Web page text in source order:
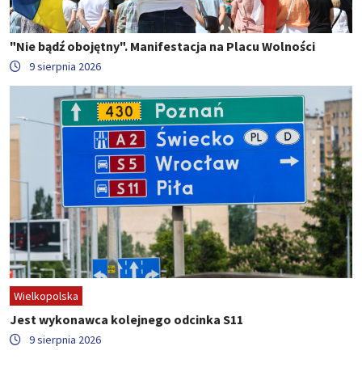
"Nie bądź obojętny". Manifestacja na Placu Wolności
9 sierpnia 2026
Wielkopolska
Jest wykonawca kolejnego odcinka S11
9 sierpnia 2026